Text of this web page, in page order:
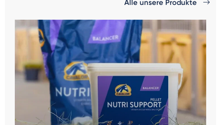
Alle unsere Produkte